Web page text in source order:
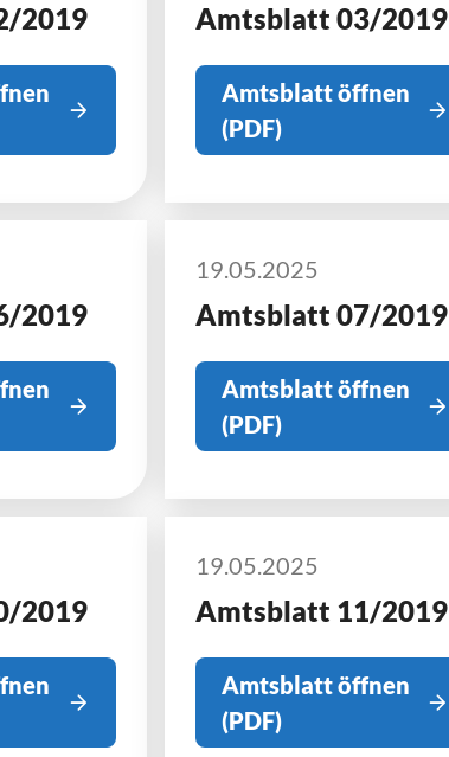
2019 Amtsblatt 03/2019
Amtsblatt öffnen
(PDF)
2019
19.05.2025
Amtsblatt 07/2019
Amtsblatt öffnen
(PDF)
2019
19.05.2025
Amtsblatt 11/2019
Amtsblatt öffnen
(PDF)